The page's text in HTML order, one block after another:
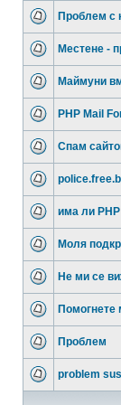
Проблем с
Местене -
Маймуни
PHP Mail
Спам
има ли РНР
Моля
Не ми се
Помогнете
Проблем
problem